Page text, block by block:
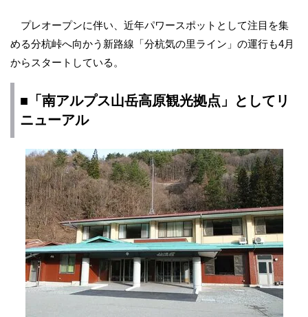
プレオープンに伴い、近年パワースポットとして注目を集
める分杭峠へ向かう新路線「分杭気の里ライン」の運行も4月
からスタートしている。
■「南アルプス山岳高原観光拠点」としてリ
ニューアル